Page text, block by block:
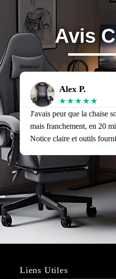
Avis
Alex P.
★ ★ ★ ★ ★
J'avais peur que la chaise
mais franchement, en 20
Notice claire et outils
Liens Utiles